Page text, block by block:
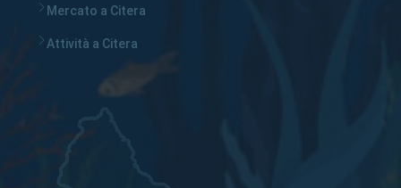
Mercato a Citera
Attività a Citera